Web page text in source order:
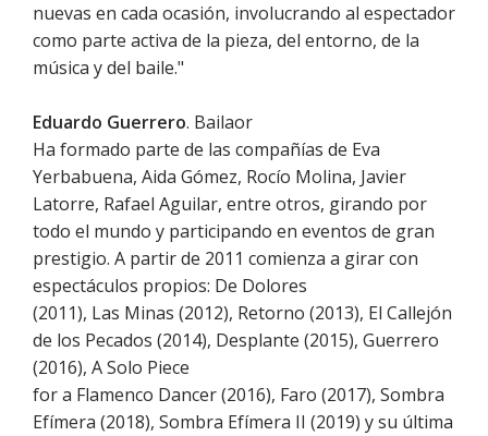
nuevas en cada ocasión, involucrando al espectador
como parte activa de la pieza, del entorno, de la
música y del baile."
Eduardo Guerrero. Bailaor
Ha formado parte de las compañías de Eva
Yerbabuena, Aida Gómez, Rocío Molina, Javier
Latorre, Rafael Aguilar, entre otros, girando por
todo el mundo y participando en eventos de gran
prestigio. A partir de 2011 comienza a girar con
espectáculos propios: De Dolores
(2011), Las Minas (2012), Retorno (2013), El Callejón
de los Pecados (2014), Desplante (2015), Guerrero
(2016), A Solo Piece
for a Flamenco Dancer (2016), Faro (2017), Sombra
Efímera (2018), Sombra Efímera II (2019) y su última